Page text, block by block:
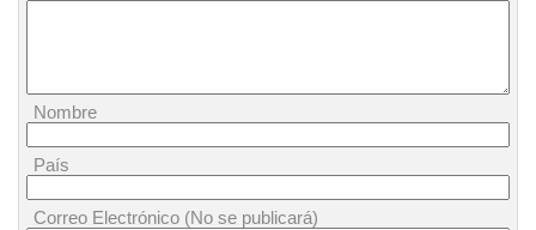
Nombre
País
Correo Electrónico (No se publicará)